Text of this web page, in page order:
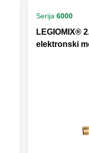
Serija 6000
LEGIOMIX®
elektronski